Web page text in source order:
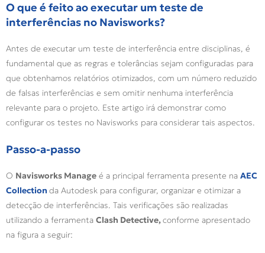
O que é feito ao executar um teste de
interferências no Navisworks?
Antes de executar um teste de interferência entre disciplinas, é
fundamental que as regras e tolerâncias sejam configuradas para
que obtenhamos relatórios otimizados, com um número reduzido
de falsas interferências e sem omitir nenhuma interferência
relevante para o projeto. Este artigo irá demonstrar como
configurar os testes no Navisworks para considerar tais aspectos.
Passo-a-passo
O Navisworks Manage é a principal ferramenta presente na AEC
Collection da Autodesk para configurar, organizar e otimizar a
detecção de interferências. Tais verificações são realizadas
utilizando a ferramenta Clash Detective,conforme apresentado
na figura a seguir: